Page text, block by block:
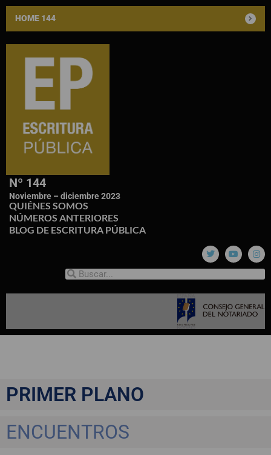
HOME 144
Nº 144
Noviembre – diciembre 2023
QUIÉNES SOMOS
NÚMEROS ANTERIORES
BLOG DE ESCRITURA PÚBLICA
PRIMER PLANO
ENCUENTROS